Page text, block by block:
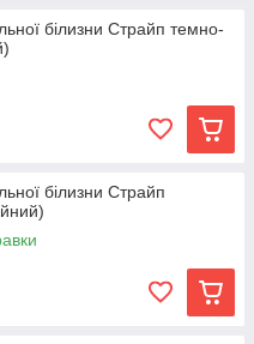
білизни Страйп темно-
білизни Страйп